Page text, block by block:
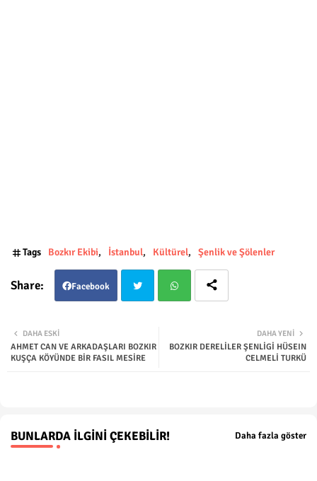
Tags Bozkır Ekibi İstanbul Kültürel Şenlik ve Şölenler
Facebook
ter tsap
DAHA YENI
BOZKIR DERELİLER ŞENLİGİ HÜSEIN
CELMELİ TURKÜ
DAHA ESKI
AHMET CAN VE ARKADAŞLARI BOZKIR
KUŞÇA KÖYÜNDE BİR FASIL MESİRE
BUNLARDA İLGINI ÇEKEBILIR! Daha fazla göster